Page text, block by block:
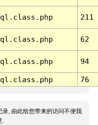
211
62
94
76
录, 由此给您带来的访问不便我
.